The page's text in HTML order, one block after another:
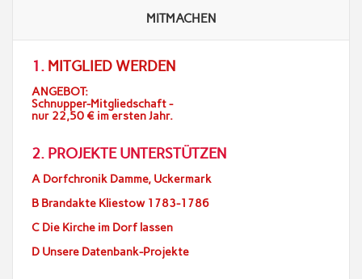
MITMACHEN
1. MITGLIED WERDEN
ANGEBOT:
Schnupper-Mitgliedschaft -
nur 22,50 € im ersten Jahr.
2. PROJEKTE UNTERSTÜTZEN
A Dorfchronik Damme, Uckermark
B Brandakte Kliestow 1783-1786
C Die Kirche im Dorf lassen
D Unsere Datenbank-Projekte